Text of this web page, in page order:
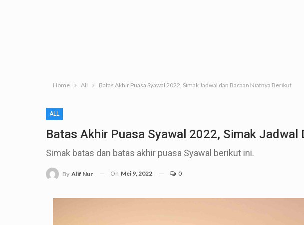
Home All Batas Akhir Puasa Syawal 2022, Simak Jadwal dan Bacaan Niatnya Berikut
ALL
Batas Akhir Puasa Syawal 2022, Simak Jadwal
Simak batas dan batas akhir puasa Syawal berikut ini.
By Alif Nur On Mei 9, 2022 0